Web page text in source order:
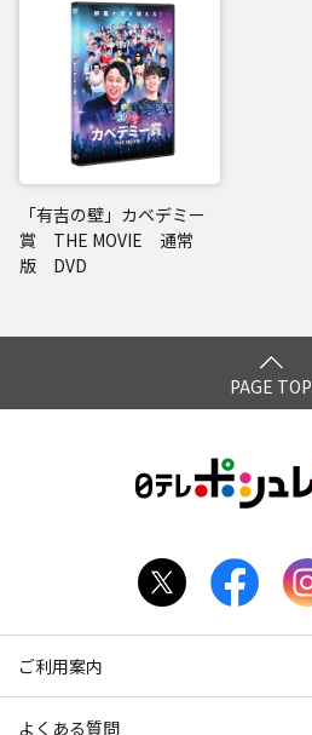
「有吉の壁」カベデミー
賞 THE MOVIE 通常
版 DVD
PAGE TOP
ご利用案内
よくある質問